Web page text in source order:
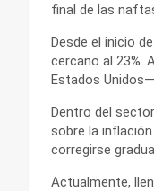
final de las
Desde el inicio
cercano al 23%.
Estados
Dentro del
sobre la
corregirse
Actualmente,